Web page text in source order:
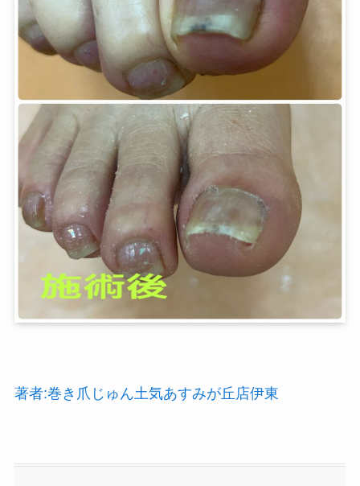
著者:巻き爪じゅん土気あすみが丘店伊東